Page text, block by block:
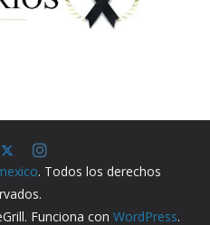
. Todos los derechos
Funciona con WordPress.